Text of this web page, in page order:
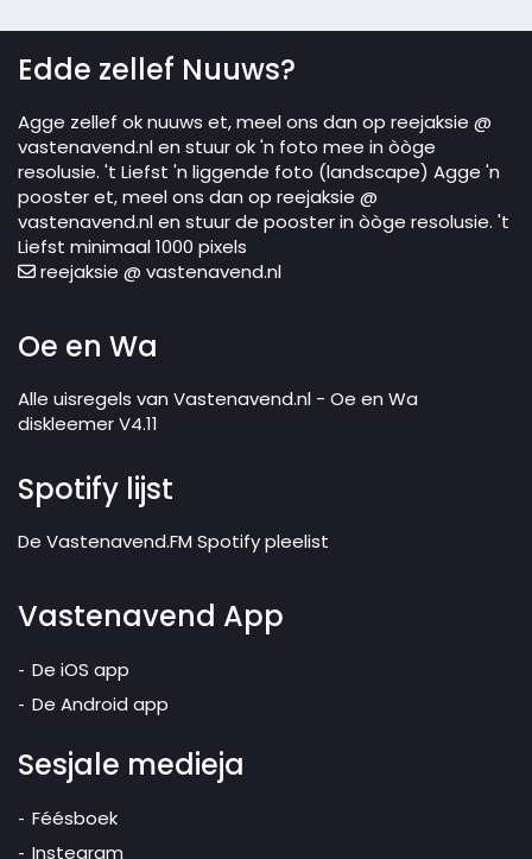
Edde zellef Nuuws?
Agge zellef ok nuuws et, meel ons dan op reejaksie @
vastenavend.nl en stuur ok 'n foto mee in òòge
resolusie. 't Liefst 'n liggende foto (landscape) Agge 'n
pooster et, meel ons dan op reejaksie @
vastenavend.nl en stuur de pooster in òòge resolusie. 't
Liefst minimaal 1000 pixels
reejaksie @ vastenavend.nl
Oe en Wa
Alle uisregels van Vastenavend.nl - Oe en Wa
diskleemer V4.11
Spotify lijst
De Vastenavend.FM Spotify pleelist
Vastenavend App
De iOS app
De Android app
Sesjale medieja
Féésboek
Instegram